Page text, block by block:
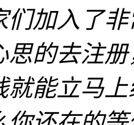
们加入了
思的去注
就能立马